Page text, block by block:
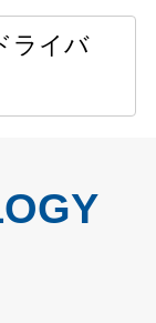
ライバ